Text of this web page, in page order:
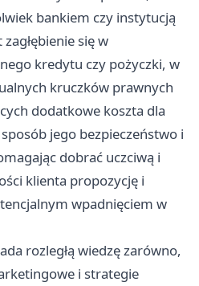
bankiem czy instytucją
się w
kredytu czy pożyczki, w
kruczków prawnych
dodatkowe koszta dla
jego bezpieczeństwo i
dobrać uczciwą i
klienta propozycję i
wpadnięciem w
rozległą wiedzę zarówno,
i strategie